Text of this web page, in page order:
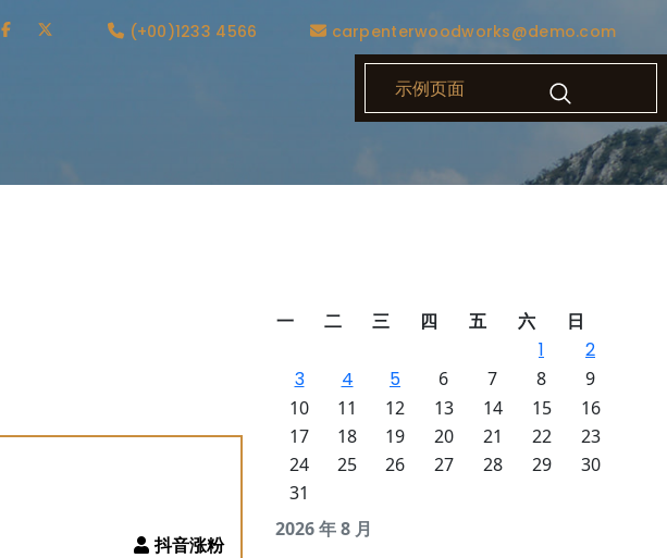
(+00)1233 4566 carpenterwoodworks@demo.com
示例页面
2026 年 8 月
一 二 三 四 五 六 日
1
2
3
4 5 6 7 8
9
10
11 12 13 14 15
16
17
18 19 20 21 22
23
24
25 26 27 28 29
30
31